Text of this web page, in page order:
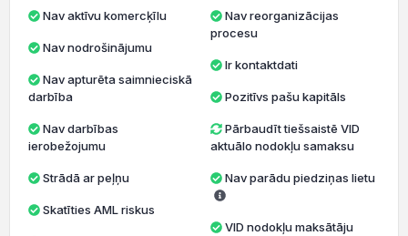
Nav aktīvu komercķīlu
Nav nodrošinājumu
darbība
ierobežojumu
Strādā ar peļņu
Skatīties AML riskus
Nav reorganizācijas
procesu
Ir kontaktdati
Pozitīvs pašu kapitāls
Pārbaudīt tiešsaistē VID
aktuālo nodokļu samaksu
Nav parādu piedziņas lietu
VID nodokļu maksātāju